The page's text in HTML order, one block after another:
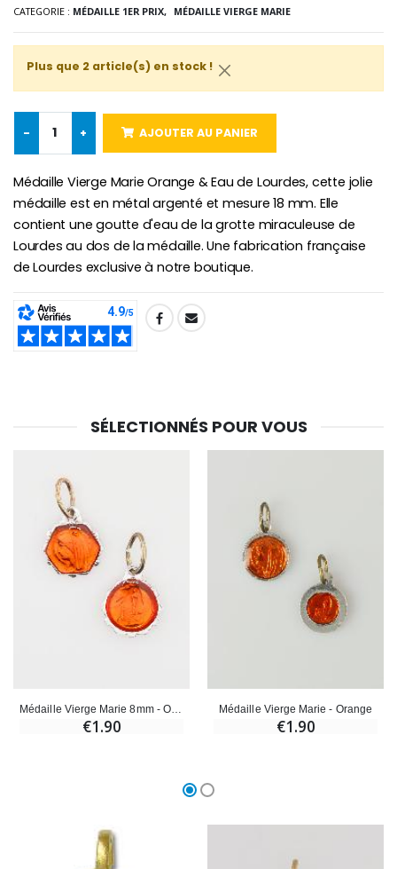
Bougie de Neuvaine Contre le Mal - Saint Michel
€5.50 €4.95
Lot de 20 Bougies de Neuvaine Blanches
€78.00 €58.50
€9.90
€4.90
€2.50
CATEGORIE : MÉDAILLE 1ER PRIX, MÉDAILLE VIERGE MARIE
Plus que 2 article(s) en stock !
- + AJOUTER AU PANIER
Médaille Vierge Marie Orange & Eau de Lourdes, cette jolie
médaille est en métal argenté et mesure 18 mm. Elle
contient une goutte d'eau de la grotte miraculeuse de
Lourdes au dos de la médaille. Une fabrication française
de Lourdes exclusive à notre boutique.
SHARE:
SÉLECTIONNÉS POUR VOUS
Médaille Vierge Marie 8mm - Orange
€1.90
Médaille Vierge Marie - Orange
€1.90